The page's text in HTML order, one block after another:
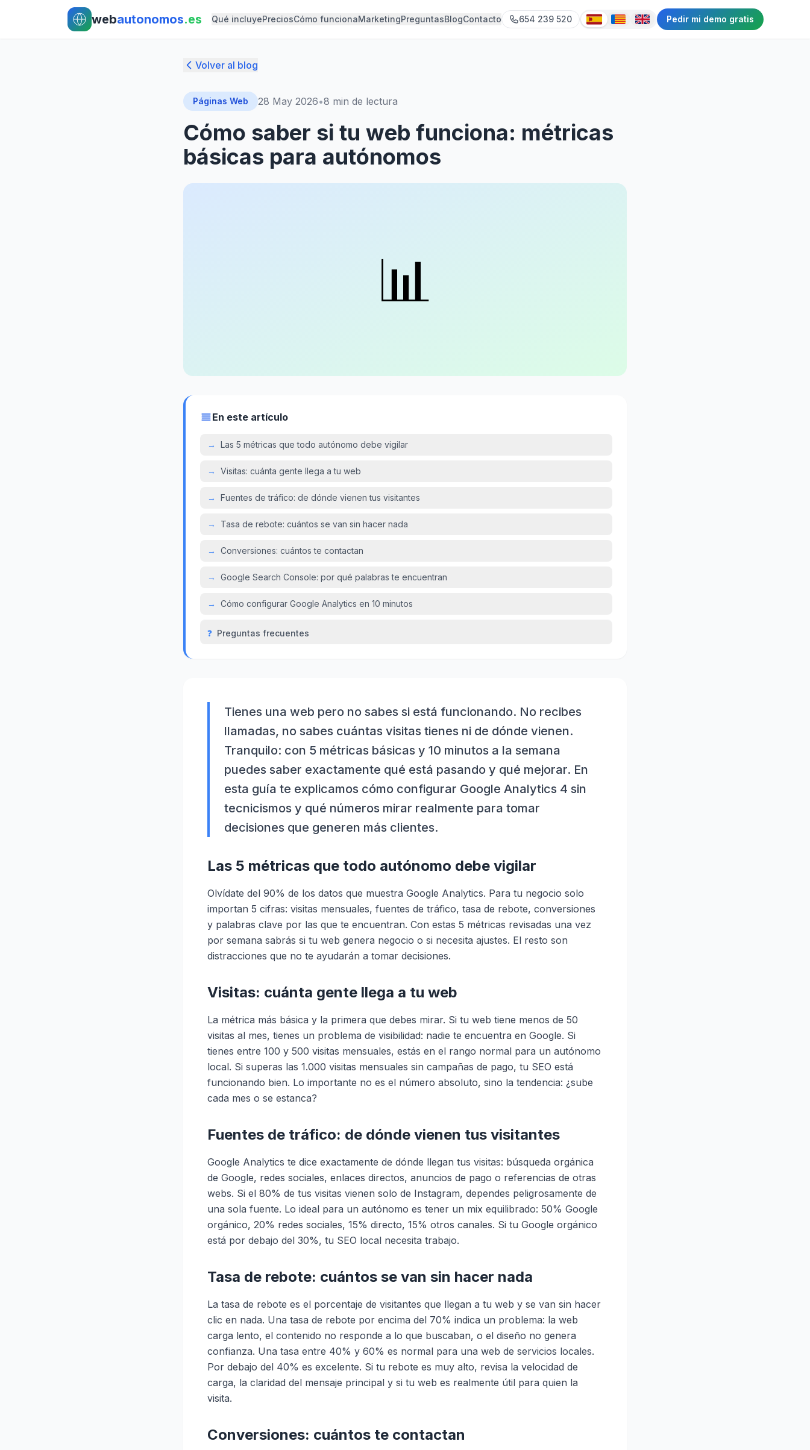
Ir al contenido principal
Ir al contenido principal
webautonomos.es Qué incluyePreciosCómo funcionaMarketingPreguntasBlogContacto 654 239 520 Pedir mi demo gratis
Volver al blog
Páginas Web 28 May 2026•8 min de lectura
Cómo saber si tu web funciona: métricas
básicas para autónomos
📊
En este artículo
→ Las 5 métricas que todo autónomo debe vigilar
→ Visitas: cuánta gente llega a tu web
→ Fuentes de tráfico: de dónde vienen tus visitantes
→ Tasa de rebote: cuántos se van sin hacer nada
→ Conversiones: cuántos te contactan
→ Google Search Console: por qué palabras te encuentran
→ Cómo configurar Google Analytics en 10 minutos
❓ Preguntas frecuentes
Tienes una web pero no sabes si está funcionando. No recibes
llamadas, no sabes cuántas visitas tienes ni de dónde vienen.
Tranquilo: con 5 métricas básicas y 10 minutos a la semana
puedes saber exactamente qué está pasando y qué mejorar. En
esta guía te explicamos cómo configurar Google Analytics 4 sin
tecnicismos y qué números mirar realmente para tomar
decisiones que generen más clientes.
Las 5 métricas que todo autónomo debe vigilar
Olvídate del 90% de los datos que muestra Google Analytics. Para tu negocio solo
importan 5 cifras: visitas mensuales, fuentes de tráfico, tasa de rebote, conversiones
y palabras clave por las que te encuentran. Con estas 5 métricas revisadas una vez
por semana sabrás si tu web genera negocio o si necesita ajustes. El resto son
distracciones que no te ayudarán a tomar decisiones.
Visitas: cuánta gente llega a tu web
La métrica más básica y la primera que debes mirar. Si tu web tiene menos de 50
visitas al mes, tienes un problema de visibilidad: nadie te encuentra en Google. Si
tienes entre 100 y 500 visitas mensuales, estás en el rango normal para un autónomo
local. Si superas las 1.000 visitas mensuales sin campañas de pago, tu SEO está
funcionando bien. Lo importante no es el número absoluto, sino la tendencia: ¿sube
cada mes o se estanca?
Fuentes de tráfico: de dónde vienen tus visitantes
Google Analytics te dice exactamente de dónde llegan tus visitas: búsqueda orgánica
de Google, redes sociales, enlaces directos, anuncios de pago o referencias de otras
webs. Si el 80% de tus visitas vienen solo de Instagram, dependes peligrosamente de
una sola fuente. Lo ideal para un autónomo es tener un mix equilibrado: 50% Google
orgánico, 20% redes sociales, 15% directo, 15% otros canales. Si tu Google orgánico
está por debajo del 30%, tu SEO local necesita trabajo.
Tasa de rebote: cuántos se van sin hacer nada
La tasa de rebote es el porcentaje de visitantes que llegan a tu web y se van sin hacer
clic en nada. Una tasa de rebote por encima del 70% indica un problema: la web
carga lento, el contenido no responde a lo que buscaban, o el diseño no genera
confianza. Una tasa entre 40% y 60% es normal para una web de servicios locales.
Por debajo del 40% es excelente. Si tu rebote es muy alto, revisa la velocidad de
carga, la claridad del mensaje principal y si tu web es realmente útil para quien la
visita.
Conversiones: cuántos te contactan